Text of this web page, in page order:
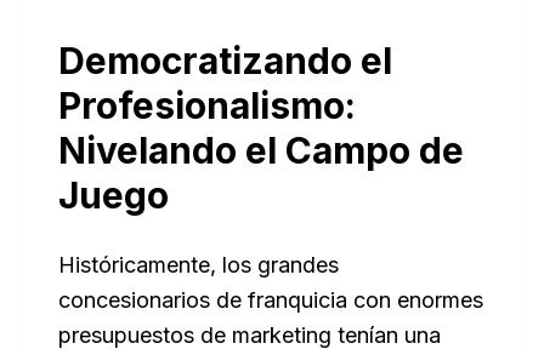
Democratizando el
Profesionalismo:
Nivelando el Campo de
Juego
Históricamente, los grandes
concesionarios de franquicia con enormes
presupuestos de marketing tenían una